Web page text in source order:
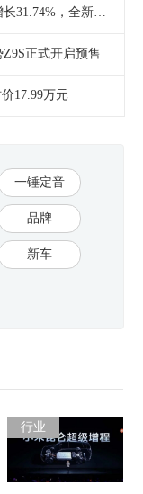
全新Ray系列蓄势待发
正式开启预售
17.99万元
一锤定音
品牌
新车
行业